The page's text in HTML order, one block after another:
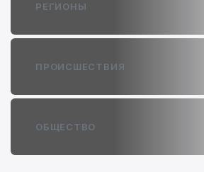
РЕГИОНЫ
ПРОИСШЕСТВИЯ
ОБЩЕСТВО